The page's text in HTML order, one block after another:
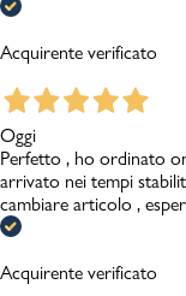
Acquirente verificato
Oggi
Perfetto , ho ordinato
arrivato nei tempi
cambiare articolo ,
Acquirente verificato